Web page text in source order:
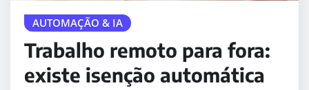
AUTOMAÇÃO & IA
Trabalho remoto para fora:
existe isenção automática